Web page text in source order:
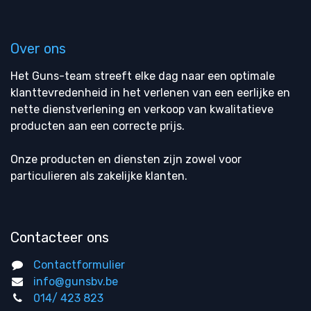
Over ons
Het Guns-team streeft elke dag naar een optimale
klanttevredenheid in het verlenen van een eerlijke en
nette dienstverlening en verkoop van kwalitatieve
producten aan een correcte prijs.
Onze producten en diensten zijn zowel voor
particulieren als zakelijke klanten.
Contacteer ons
Contactformulier
info@gunsbv.be
014/ 423 823